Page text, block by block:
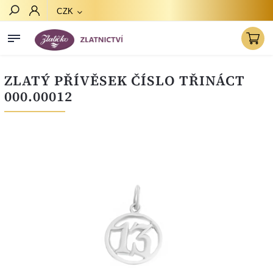
CZK
ZLATÝ PŘÍVĚSEK ČÍSLO TŘINÁCT
000.00012